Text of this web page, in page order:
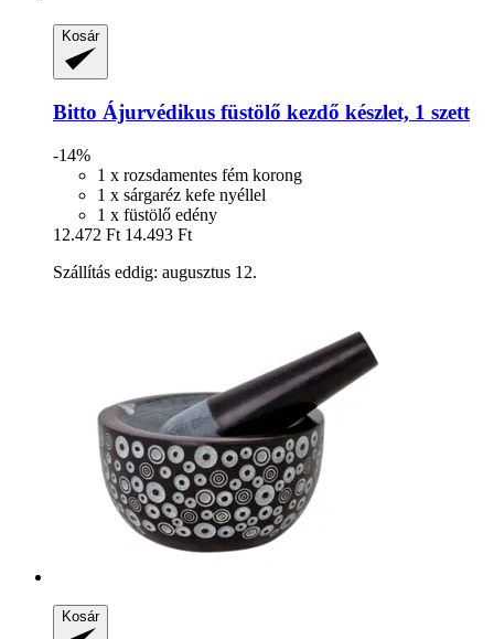
Kosár
Bitto Ájurvédikus füstölő kezdő készlet, 1 szett
-14%
1 x rozsdamentes fém korong
1 x sárgaréz kefe nyéllel
1 x füstölő edény
12.472 Ft 14.493 Ft
Szállítás eddig: augusztus 12.
Kosár